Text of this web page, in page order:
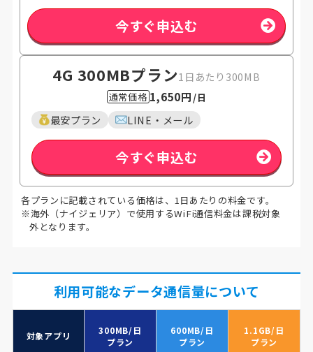
今すぐ申込む
4G 300MBプラン1日あたり300MB
通常価格1,650円 /日
最安プラン LINE・メール
今すぐ申込む
各プランに記載されている価格は、1日あたりの料金です。
※海外（ナイジェリア）で使用するWiFi通信料金は課税対象
外となります。
利用可能なデータ通信量について
対象アプリ
300MB/日
プラン
600MB/日
プラン
1.1GB/日
プラン